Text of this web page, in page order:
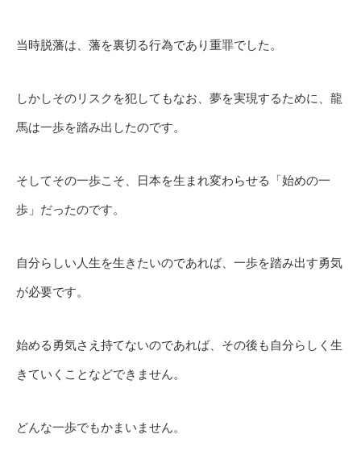
当時脱藩は、藩を裏切る行為であり重罪でした。
しかしそのリスクを犯してもなお、夢を実現するために、龍
馬は一歩を踏み出したのです。
そしてその一歩こそ、日本を生まれ変わらせる「始めの一
歩」だったのです。
自分らしい人生を生きたいのであれば、一歩を踏み出す勇気
が必要です。
始める勇気さえ持てないのであれば、その後も自分らしく生
きていくことなどできません。
どんな一歩でもかまいません。